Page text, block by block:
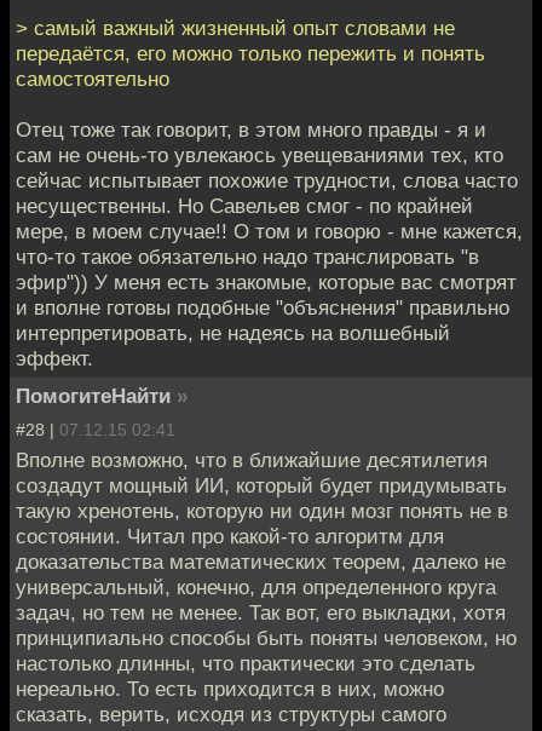
> самый важный жизненный опыт словами не
передаётся, его можно только пережить и понять
самостоятельно
Отец тоже так говорит, в этом много правды - я и
сам не очень-то увлекаюсь увещеваниями тех, кто
сейчас испытывает похожие трудности, слова часто
несущественны. Но Савельев смог - по крайней
мере, в моем случае!! О том и говорю - мне кажется,
что-то такое обязательно надо транслировать "в
эфир")) У меня есть знакомые, которые вас смотрят
и вполне готовы подобные "объяснения" правильно
интерпретировать, не надеясь на волшебный
эффект.
ПомогитеНайти »
#28 | 07.12.15 02:41
Вполне возможно, что в ближайшие десятилетия
создадут мощный ИИ, который будет придумывать
такую хренотень, которую ни один мозг понять не в
состоянии. Читал про какой-то алгоритм для
доказательства математических теорем, далеко не
универсальный, конечно, для определенного круга
задач, но тем не менее. Так вот, его выкладки, хотя
принципиально способы быть поняты человеком, но
настолько длинны, что практически это сделать
нереально. То есть приходится в них, можно
сказать, верить, исходя из структуры самого